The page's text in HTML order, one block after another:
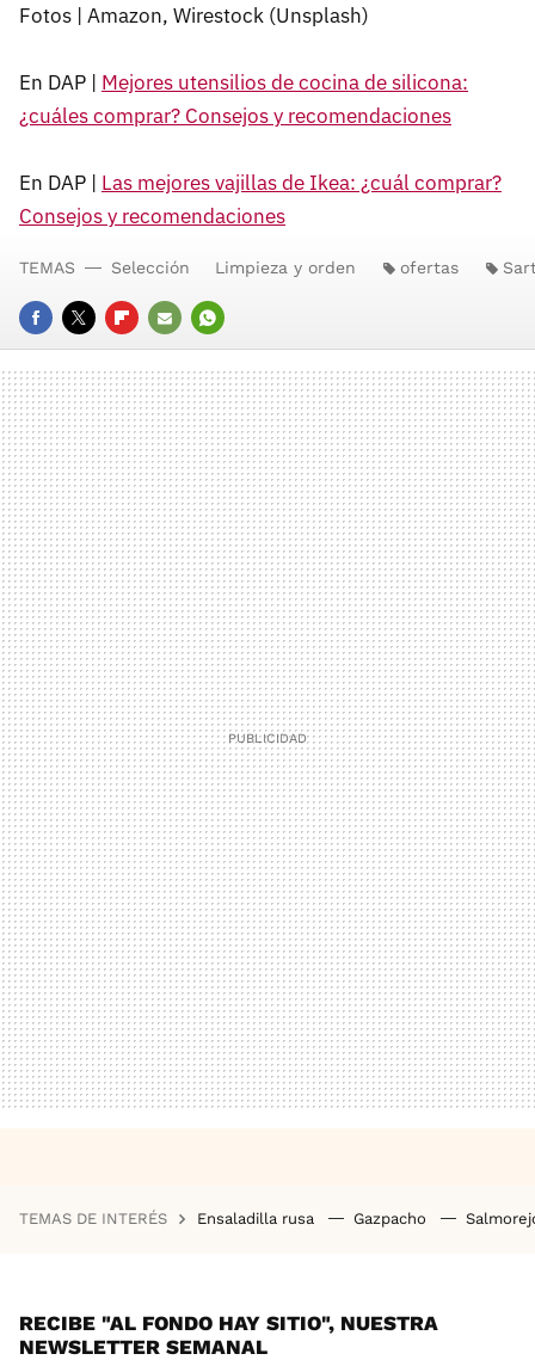
Fotos | Amazon, Wirestock (Unsplash)
En DAP | Mejores utensilios de cocina de silicona:
¿cuáles comprar? Consejos y recomendaciones
En DAP | Las mejores vajillas de Ikea: ¿cuál comprar?
Consejos y recomendaciones
FACEBOOK
TWITTERFLIPBOARD
E-
MAIL
WHATSAPP
TEMAS Selección Limpieza y orden ofertas
TEMAS DE INTERÉS Ensaladilla rusa Gazpacho
RECIBE "AL FONDO HAY SITIO", NUESTRA
NEWSLETTER SEMANAL